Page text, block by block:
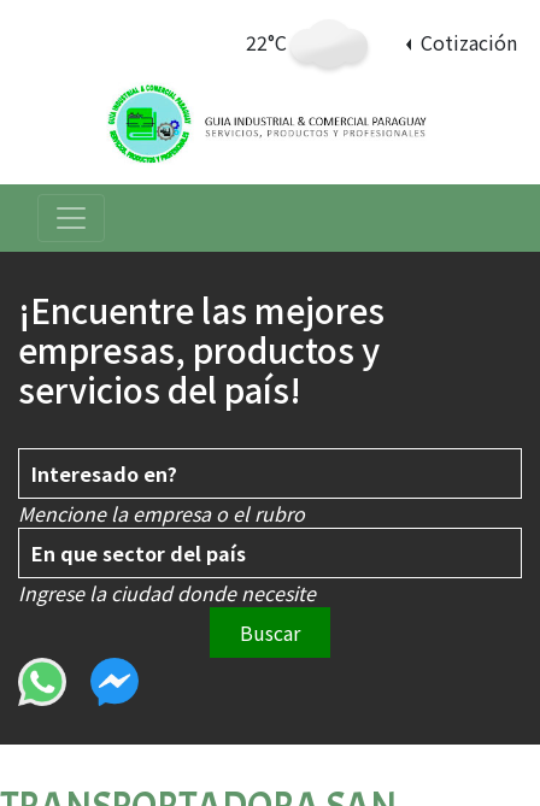
22°C Cotización
¡Encuentre las mejores
empresas, productos y
servicios del país!
Mencione la empresa o el rubro
Ingrese la ciudad donde necesite
Buscar